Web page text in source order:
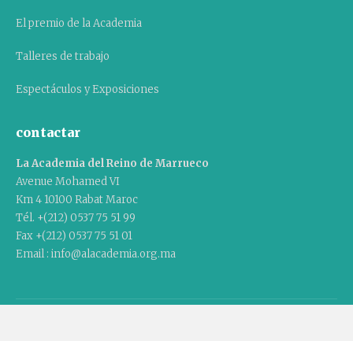
El premio de la Academia
Talleres de trabajo
Espectáculos y Exposiciones
contactar
La Academia del Reino de Marrueco
Avenue Mohamed VI
Km 4 10100 Rabat Maroc
Tél. +(212) 0537 75 51 99
Fax +(212) 0537 75 51 01
Email : info@alacademia.org.ma